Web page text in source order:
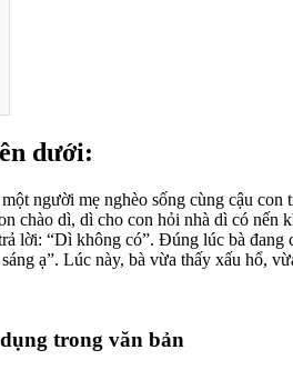
dưới:
người mẹ nghèo sống cùng cậu
chào dì, dì cho con hỏi nhà dì có
lời: “Dì không có”. Đúng lúc bà
ạ”. Lúc này, bà vừa thấy xấu hổ,
trong văn bản